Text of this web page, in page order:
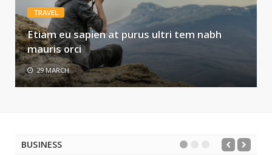
TRAVEL
Etiam eu sapien at purus ultri tem nabh
mauris orci
29 MARCH
BUSINESS